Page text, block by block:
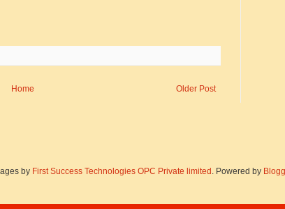
Older Post
Home
by First Success Technologies OPC Private limited . Powered by